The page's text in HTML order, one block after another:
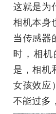
这就是为
相机本身
当传感器
时，相
是，相机
女孩效应
不能过多